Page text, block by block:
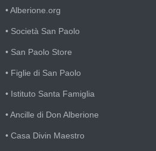
• Alberione.org
• Società San Paolo
• San Paolo Store
• Figlie di San Paolo
• Istituto Santa Famiglia
• Ancille di Don Alberione
• Casa Divin Maestro